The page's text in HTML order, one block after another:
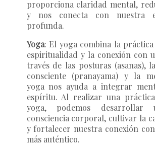
proporciona claridad mental,
y nos conecta con nuestra
profunda.
Yoga: El yoga combina la
espiritualidad y la conexión con
través de las posturas (asanas),
consciente (pranayama) y la
yoga nos ayuda a integrar
espíritu. Al realizar una
yoga, podemos desarrollar
consciencia corporal, cultivar la
y fortalecer nuestra conexión
más auténtico.